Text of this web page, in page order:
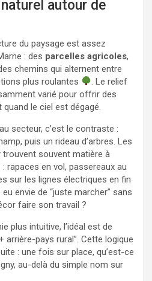
naturel autour de
du paysage est assez
: des parcelles agricoles,
chemins qui alternent entre
plus roulantes
. Le relief
varié pour offrir des
le ciel est dégagé.
secteur, c’est le contraste :
puis un rideau d’arbres. Les
trouvent souvent matière à
rapaces en vol, passereaux au
sur les lignes électriques en fin
eu envie de “juste marcher” sans
faire son travail ?
plus intuitive, l’idéal est de
arrière-pays rural”. Cette logique
: une fois sur place, qu’est-ce
au-delà du simple nom sur